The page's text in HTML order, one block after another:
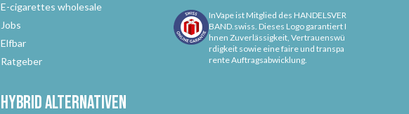
E-cigarettes wholesale
Jobs
Elfbar
Ratgeber
Hybrid Alternativen
InVape ist Mitglied des HANDELSVER
BAND.swiss. Dieses Logo garantiert I
hnen Zuverlässigkeit, Vertrauenswü
rdigkeit sowie eine faire und transpa
rente Auftragsabwicklung.